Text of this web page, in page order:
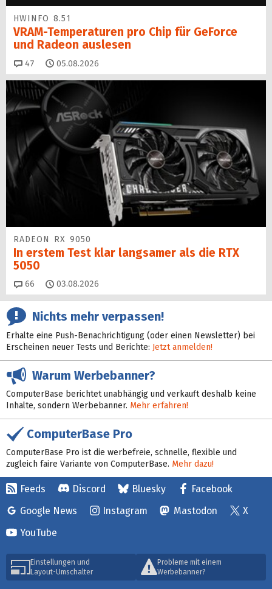
HWINFO 8.51
VRAM-Temperaturen pro Chip für GeForce
und Radeon auslesen
47 Kommentare
05.08.2026
RADEON RX 9050
In erstem Test klar langsamer als die RTX
5050
66 Kommentare
03.08.2026
Nichts mehr verpassen!
Erhalte eine Push-Benachrichtigung (oder einen Newsletter) bei
Erscheinen neuer Tests und Berichte: Jetzt anmelden!
Warum Werbebanner?
ComputerBase berichtet unabhängig und verkauft deshalb keine
Inhalte, sondern Werbebanner. Mehr erfahren!
ComputerBase Pro
ComputerBase Pro ist die werbefreie, schnelle, flexible und
zugleich faire Variante von ComputerBase. Mehr dazu!
Feeds Discord Bluesky
Facebook
Google News
Instagram Mastodon
X
YouTube
Einstellungen und
Layout-Umschalter
Probleme mit einem
Werbebanner?